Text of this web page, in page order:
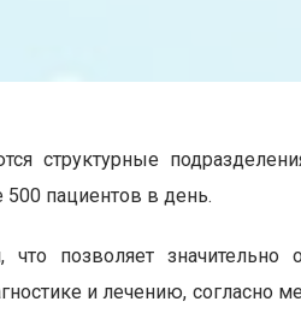
структурные
500 пациентов в день.
позволяет
и лечению, согласно